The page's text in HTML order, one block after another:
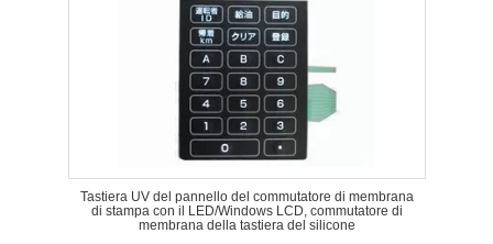
Tastiera UV del pannello del commutatore di membrana
di stampa con il LED/Windows LCD, commutatore di
membrana della tastiera del silicone